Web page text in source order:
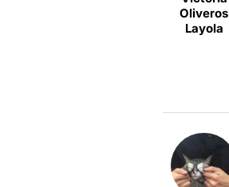
Oliveros
Layola